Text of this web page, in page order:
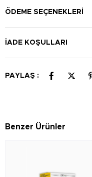
ÖDEME SEÇENEKLERI
İADE KOŞULLARI
PAYLAŞ :
Benzer Ürünler